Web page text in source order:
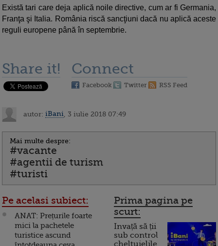
Există tari care deja aplică noile directive, cum ar fi Germania,
Franţa şi Italia. România riscă sancţiuni dacă nu aplică aceste
reguli europene până în septembrie.
Share it! Connect
Facebook Twitter RSS Feed
autor: iBani , 3 iulie 2018 07:49
Mai multe despre:
#vacante
#agentii de turism
#turisti
Pe acelasi subiect:
ANAT: Prețurile foarte
mici la pachetele
turistice ascund
Prima pagina pe
scurt:
Invață să ții
sub control
cheltuielile